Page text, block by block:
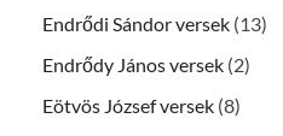
Endrődi Sándor versek (13)
Endrődy János versek (2)
Eötvös József versek (8)